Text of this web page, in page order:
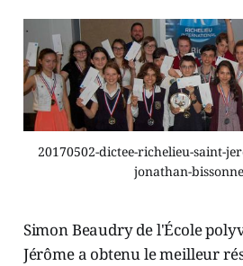
20170502-dictee-richelieu-saint-
jonathan-
Simon Beaudry de l'École
Jérôme a obtenu le meilleur